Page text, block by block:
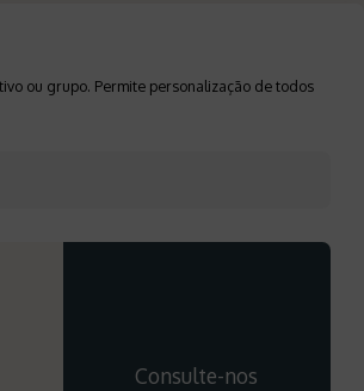
ou grupo. Permite personalização de todos
Consulte-nos